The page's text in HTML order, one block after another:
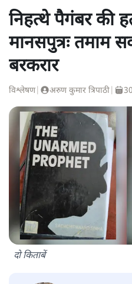
निहत्थे पैगंबर की
मानसपुत्रः तमाम
बरकरार
विश्लेषण| अरुण कुमार त्रिपाठी
दो किताबें